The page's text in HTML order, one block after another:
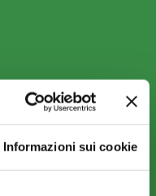
Informazioni sui cookie